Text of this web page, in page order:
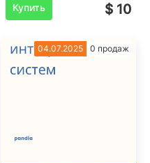
Купить
$ 10
04.07.2025 0 продаж